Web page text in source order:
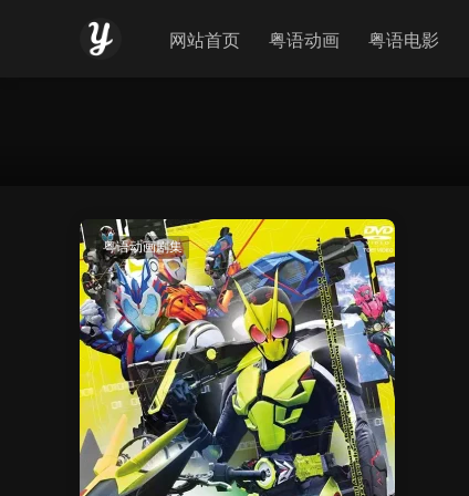
网站首页 粤语动画 粤语电影
粤语动画剧集